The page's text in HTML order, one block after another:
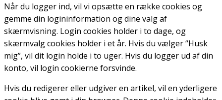
Når du logger ind, vil vi opsætte en række cookies og
gemme din logininformation og dine valg af
skærmvisning. Login cookies holder i to dage, og
skærmvalg cookies holder i et år. Hvis du vælger “Husk
mig”, vil dit login holde i to uger. Hvis du logger ud af din
konto, vil login cookierne forsvinde.
Hvis du redigerer eller udgiver en artikel, vil en yderligere